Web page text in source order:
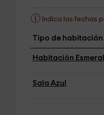
Indica las fechas
Tipo de habitación
Habitación
Sala Azul